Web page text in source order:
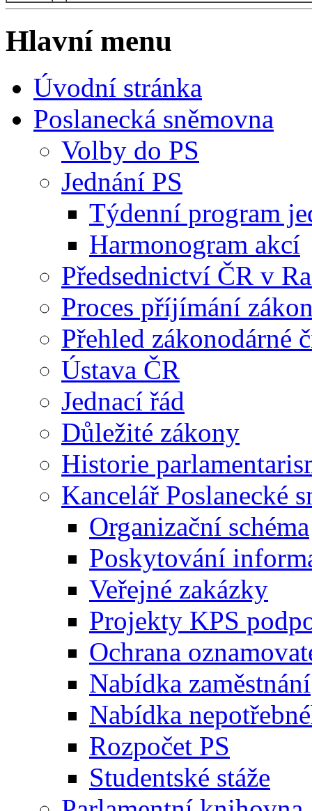
Hlavní menu
Úvodní stránka
Poslanecká sněmovna
Volby do PS
Jednání PS
Týdenní program
Harmonogram akcí
Předsednictví ČR v
Proces příjímání
Přehled zákonodárné
Ústava ČR
Jednací řád
Důležité zákony
Historie
Kancelář Poslanecké
Organizační schéma
Poskytování
Veřejné zakázky
Projekty KPS
Ochrana
Nabídka zaměstnání
Nabídka
Rozpočet PS
Studentské stáže